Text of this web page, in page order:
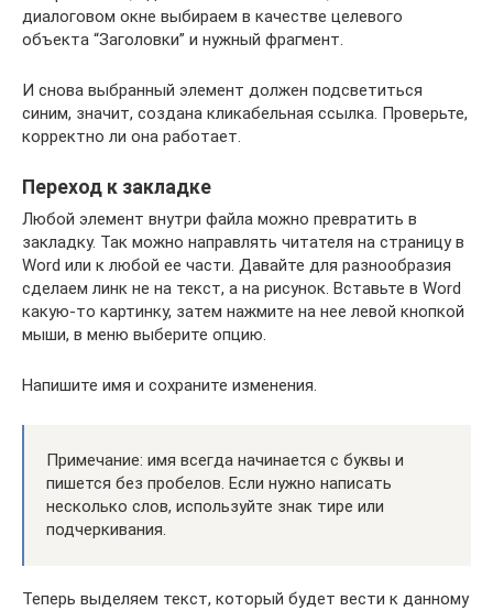
диалоговом окне выбираем в качестве целевого
объекта “Заголовки” и нужный фрагмент.
И снова выбранный элемент должен подсветиться
синим, значит, создана кликабельная ссылка. Проверьте,
корректно ли она работает.
Переход к закладке
Любой элемент внутри файла можно превратить в
закладку. Так можно направлять читателя на страницу в
Word или к любой ее части. Давайте для разнообразия
сделаем линк не на текст, а на рисунок. Вставьте в Word
какую-то картинку, затем нажмите на нее левой кнопкой
мыши, в меню выберите опцию.
Напишите имя и сохраните изменения.
Примечание: имя всегда начинается с буквы и
пишется без пробелов. Если нужно написать
несколько слов, используйте знак тире или
подчеркивания.
Теперь выделяем текст, который будет вести к данному